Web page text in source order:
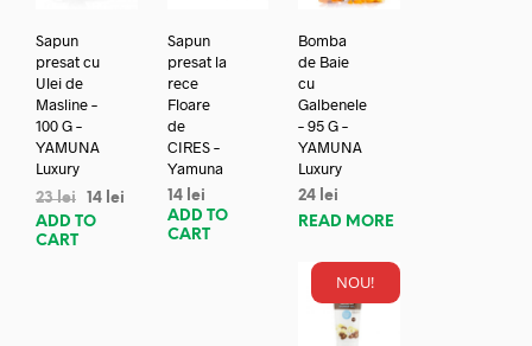
Sapun
presat cu
Ulei de
Masline –
100 G –
YAMUNA
Luxury
23lei 14 lei
ADD TO
CART
Sapun
presat la
rece
Floare
de
CIRES –
Yamuna
14 lei
ADD TO
CART
Bomba
de Baie
cu
Galbenele
– 95 G –
YAMUNA
Luxury
24 lei
READ MORE
NOU!